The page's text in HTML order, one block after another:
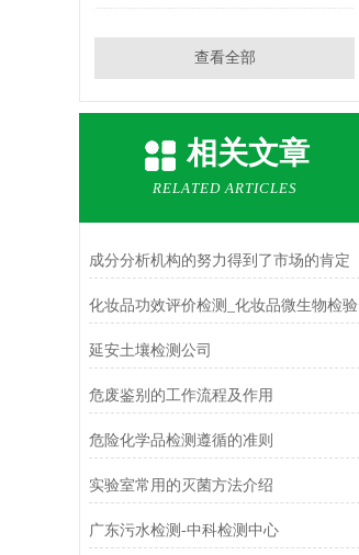
查看全部
相关文章
RELATED ARTICLES
成分分析机构的努力得到了市场的肯定
化妆品功效评价检测_化妆品微生物检验
延安土壤检测公司
危废鉴别的工作流程及作用
危险化学品检测遵循的准则
实验室常用的灭菌方法介绍
广东污水检测-中科检测中心